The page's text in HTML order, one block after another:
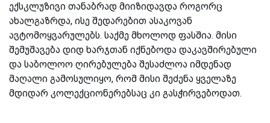
ექსკლუზივი თანაბრად მიიზიდავდა როგორც
ახალგაზრდა, ისე შედარებით ასაკოვან
ავტომოყვარულებს. საქმე მხოლოდ ფასშია. მისი
შემუშავება დიდ ხარჯთან იქნებოდა დაკავშირებული
და საბოლოო ღირებულება შესაძლოა იმდენად
მაღალი გამოსულიყო, რომ მისი შეძენა ყველაზე
მდიდარ კოლექციონერებსაც კი გასჭირვებოდათ.